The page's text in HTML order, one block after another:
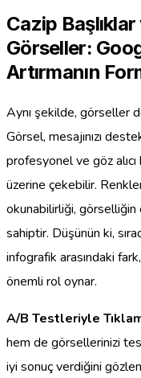
Cazip
Görseller:
Artırmanın
Aynı şekilde, görseller
Görsel, mesajınızı
profesyonel ve göz alıcı
üzerine çekebilir.
okunabilirliği, görselliğin
sahiptir. Düşünün ki,
infografik arasındaki
önemli rol oynar.
A/B Testleriyle
hem de görsellerinizi
iyi sonuç verdiğini